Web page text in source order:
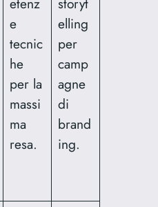
e
tecnic
he
per la
massi
ma
resa.
elling
per
camp
agne
di
brand
ing.